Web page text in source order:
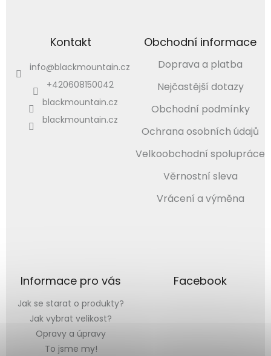
Kontakt
info@blackmountain.cz
+420608150042
blackmountain.cz
blackmountain.cz
Obchodní informace
Doprava a platba
Nejčastější dotazy
Obchodní podmínky
Ochrana osobních údajů
Velkoobchodní spolupráce
Věrnostní sleva
Vrácení a výměna
Informace pro vás
Jak se starat o produkty?
Jak vybrat velikost?
Opravy a úpravy
To jsme my!
Facebook